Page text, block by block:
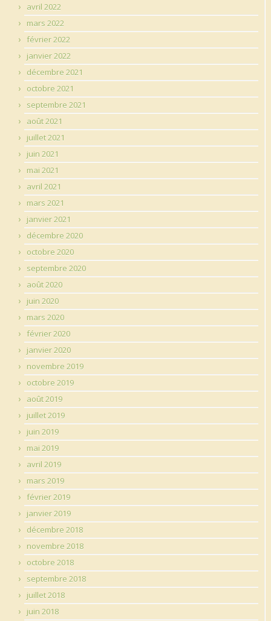
avril 2022
mars 2022
février 2022
janvier 2022
décembre 2021
octobre 2021
septembre 2021
août 2021
juillet 2021
juin 2021
mai 2021
avril 2021
mars 2021
janvier 2021
décembre 2020
octobre 2020
septembre 2020
août 2020
juin 2020
mars 2020
février 2020
janvier 2020
novembre 2019
octobre 2019
août 2019
juillet 2019
juin 2019
mai 2019
avril 2019
mars 2019
février 2019
janvier 2019
décembre 2018
novembre 2018
octobre 2018
septembre 2018
juillet 2018
juin 2018